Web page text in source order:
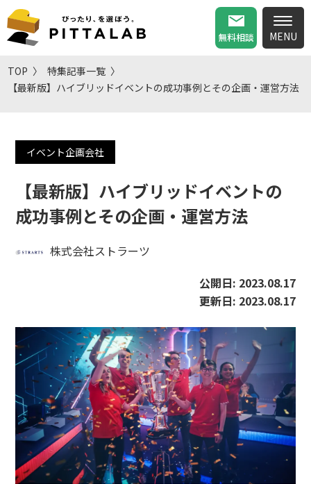
無料相談
TOP
特集記事一覧
【最新版】ハイブリッドイベントの成功事例とその企画・運営方法
イベント企画会社
【最新版】ハイブリッドイベントの
成功事例とその企画・運営方法
株式会社ストラーツ
公開日: 2023.08.17
更新日: 2023.08.17